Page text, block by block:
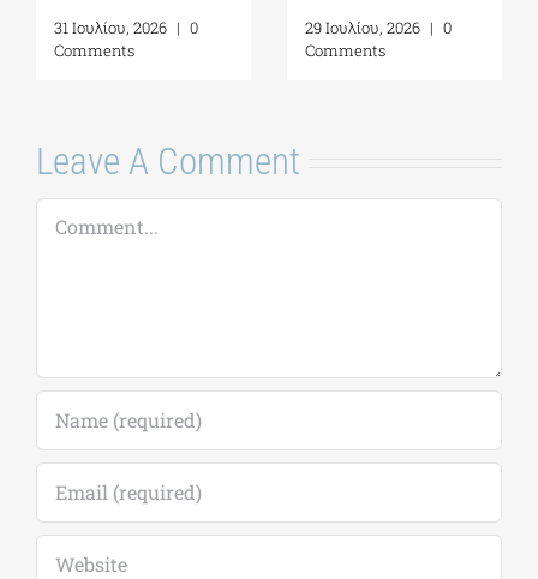
31 Ιουλίου, 2026 | 0
Comments
29 Ιουλίου, 2026 | 0
Comments
Leave A Comment
Comment